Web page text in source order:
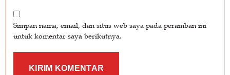
Simpan nama, email, dan situs web saya pada peramban ini
untuk komentar saya berikutnya.